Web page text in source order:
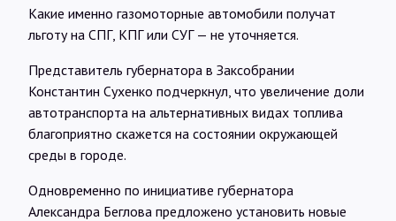
Какие именно газомоторные автомобили получат
льготу на СПГ, КПГ или СУГ — не уточняется.
Представитель губернатора в Заксобрании
Константин Сухенко подчеркнул, что увеличение доли
автотранспорта на альтернативных видах топлива
благоприятно скажется на состоянии окружающей
среды в городе.
Одновременно по инициативе губернатора
Александра Беглова предложено установить новые